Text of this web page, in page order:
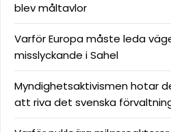
blev måltavlor
Varför Europa måste leda
misslyckande i Sahel
Myndighetsaktivismen hotar
att riva det svenska